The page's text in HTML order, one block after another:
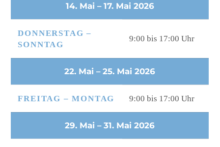
14. Mai – 17. Mai 2026
DONNERSTAG –
SONNTAG
9:00 bis 17:00 Uhr
22. Mai – 25. Mai 2026
FREITAG – MONTAG 9:00 bis 17:00 Uhr
29. Mai – 31. Mai 2026